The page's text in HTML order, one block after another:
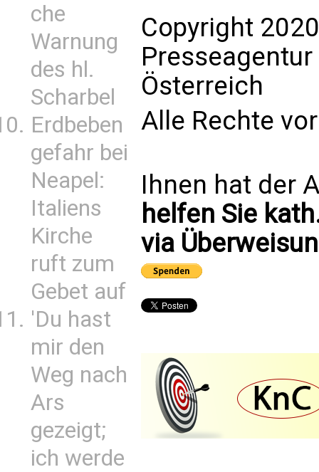
che
Warnung
des hl.
Scharbel
Erdbeben
gefahr bei
Neapel:
Italiens
Kirche
ruft zum
Gebet auf
'Du hast
mir den
Weg nach
Ars
gezeigt;
ich werde
Copyright
Presseagentur
Österreich
Alle Rechte
Ihnen hat der
helfen Sie
via